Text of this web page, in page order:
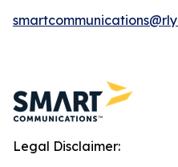
Legal Disclaimer: